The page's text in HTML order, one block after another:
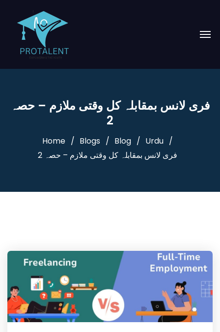
فری لانس بمقابلہ کل وقتی ملازم – حصہ
2
Home Blogs Blog
Urdu
فری لانس بمقابلہ کل وقتی ملازم – حصہ 2